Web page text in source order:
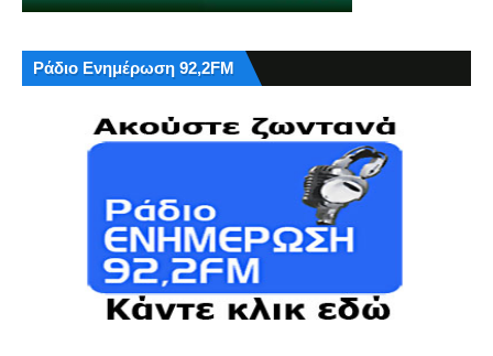
Ράδιο Ενημέρωση 92,2FM